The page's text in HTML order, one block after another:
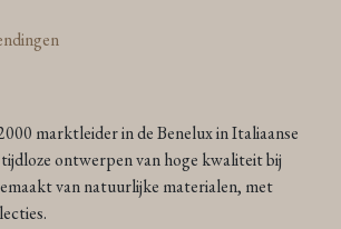
marktleider in de Benelux in Italiaanse
ontwerpen van hoge kwaliteit bij
van natuurlijke materialen, met